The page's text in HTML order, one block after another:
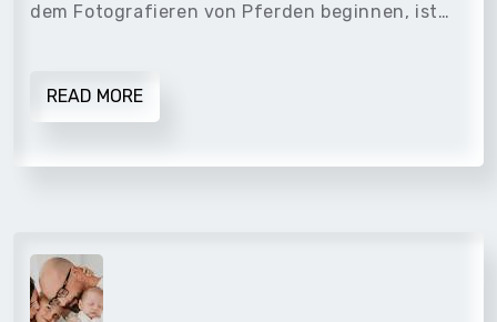
dem Fotografieren von Pferden beginnen, ist…
READ MORE